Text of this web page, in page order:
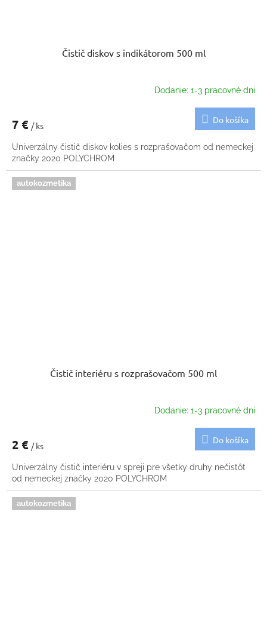
Čistič diskov s indikátorom 500 ml
Dodanie: 1-3 pracovné dni
7 € / ks
Do košíka
Univerzálny čistič diskov kolies s rozprašovačom od nemeckej
značky 2020 POLYCHROM
autokozmetika
Čistič interiéru s rozprašovačom 500 ml
Dodanie: 1-3 pracovné dni
2 € / ks
Do košíka
Univerzálny čistič interiéru v spreji pre všetky druhy nečistôt
od nemeckej značky 2020 POLYCHROM
autokozmetika